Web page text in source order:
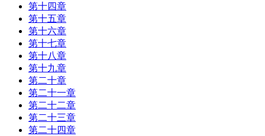
第十四章
第十五章
第十六章
第十七章
第十八章
第十九章
第二十章
第二十一章
第二十二章
第二十三章
第二十四章